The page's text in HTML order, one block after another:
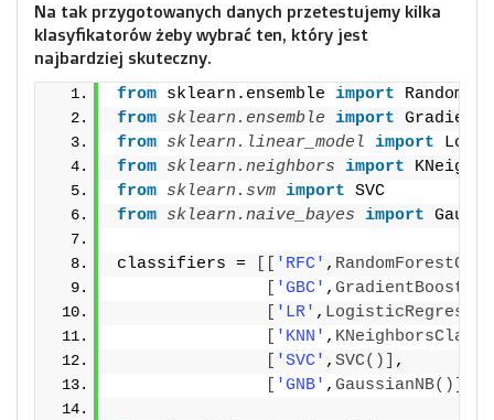
Na tak przygotowanych danych przetestujemy kilka
klasyfikatorów żeby wybrać ten, który jest
najbardziej skuteczny.
from sklearn.ensemble import
from sklearn.ensemble import
from sklearn.linear_model import
from sklearn.neighbors import
from sklearn.svm import SVC
from sklearn.naive_bayes import
classifiers = 'RFC' ,
'GBC' ,
'LR' ,
'KNN' ,
'SVC' , SVC()]
,
'GNB' , GaussianNB()]]